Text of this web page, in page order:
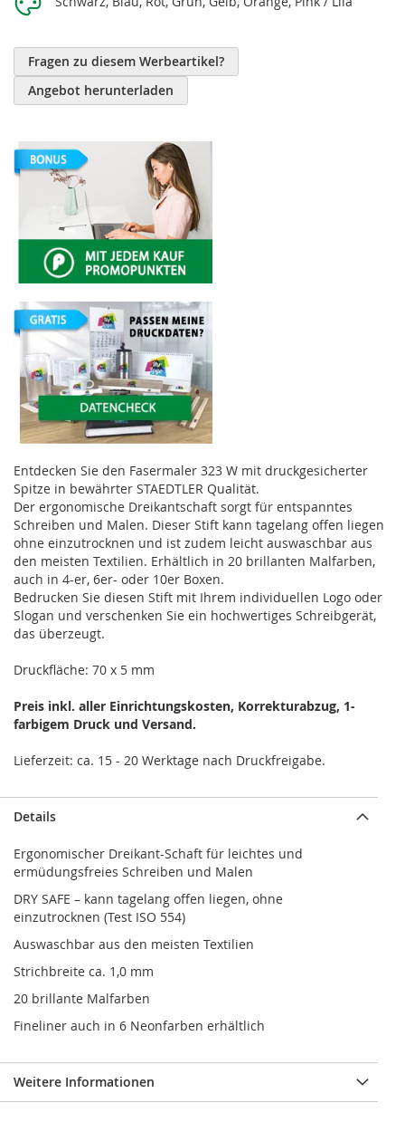
Fragen zu diesem Werbeartikel?
Angebot herunterladen
Entdecken Sie den Fasermaler 323 W mit druckgesicherter
Spitze in bewährter STAEDTLER Qualität.
Der ergonomische Dreikantschaft sorgt für entspanntes
Schreiben und Malen. Dieser Stift kann tagelang offen liegen
ohne einzutrocknen und ist zudem leicht auswaschbar aus
den meisten Textilien. Erhältlich in 20 brillanten Malfarben,
auch in 4-er, 6er- oder 10er Boxen.
Bedrucken Sie diesen Stift mit Ihrem individuellen Logo oder
Slogan und verschenken Sie ein hochwertiges Schreibgerät,
das überzeugt.
Druckfläche: 70 x 5 mm
Preis inkl. aller Einrichtungskosten, Korrekturabzug, 1-
farbigem Druck und Versand.
Details
Ergonomischer Dreikant-Schaft für leichtes und
ermüdungsfreies Schreiben und Malen
DRY SAFE – kann tagelang offen liegen, ohne
einzutrocknen (Test ISO 554)
Auswaschbar aus den meisten Textilien
Strichbreite ca. 1,0 mm
20 brillante Malfarben
Fineliner auch in 6 Neonfarben erhältlich
Weitere Informationen